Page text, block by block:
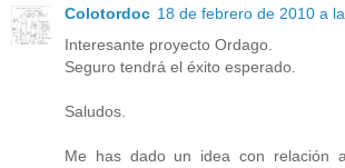
Colotordoc 18 de febrero de 2010 a
Interesante proyecto Ordago.
Seguro tendrá el éxito esperado.
Saludos.
Me has dado un idea con relación